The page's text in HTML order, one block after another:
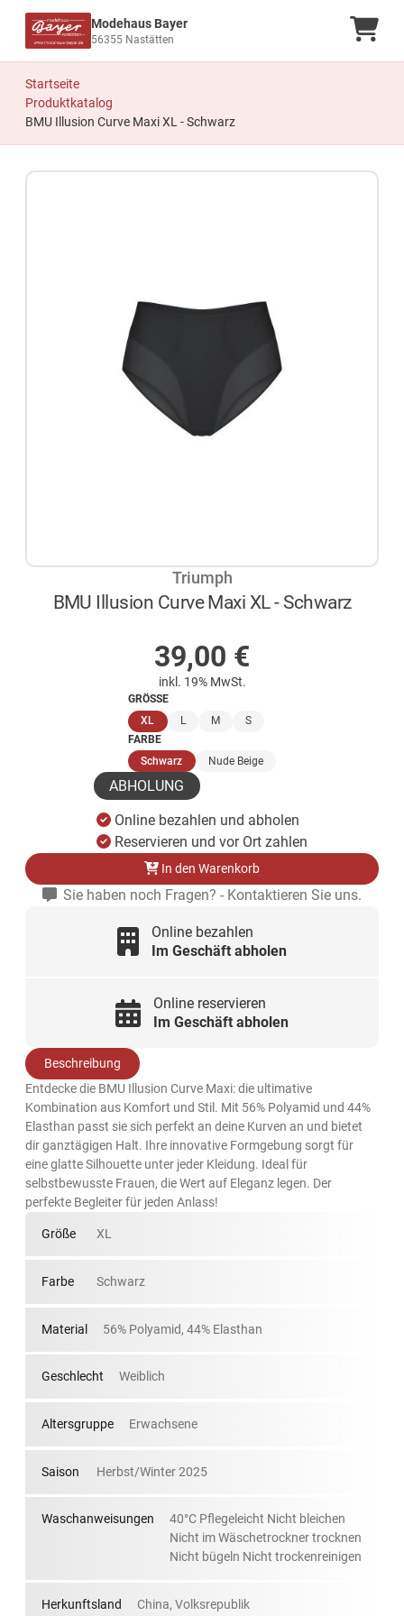
Modehaus Bayer
56355 Nastätten
Startseite
Produktkatalog
BMU Illusion Curve Maxi XL - Schwarz
Triumph
BMU Illusion Curve Maxi XL - Schwarz
39,00 €
inkl. 19% MwSt.
GRÖSSE
XL (ausgewählt)
L M
S
FARBE
Schwarz(ausgewählt)
Nude Beige
ABHOLUNG
Online bezahlen und abholen
Reservieren und vor Ort zahlen
In den Warenkorb
Sie haben noch Fragen? - Kontaktieren Sie uns.
Online bezahlen
Im Geschäft abholen
Online reservieren
Im Geschäft abholen
Beschreibung
Entdecke die BMU Illusion Curve Maxi: die ultimative
Kombination aus Komfort und Stil. Mit 56% Polyamid und 44%
Elasthan passt sie sich perfekt an deine Kurven an und bietet
dir ganztägigen Halt. Ihre innovative Formgebung sorgt für
eine glatte Silhouette unter jeder Kleidung. Ideal für
selbstbewusste Frauen, die Wert auf Eleganz legen. Der
perfekte Begleiter für jeden Anlass!
Größe XL
Farbe Schwarz
Material 56% Polyamid, 44% Elasthan
Geschlecht Weiblich
Altersgruppe Erwachsene
Saison Herbst/Winter 2025
Waschanweisungen
40°C Pflegeleicht Nicht bleichen
Nicht im Wäschetrockner trocknen
Nicht bügeln Nicht trockenreinigen
Herkunftsland China, Volksrepublik